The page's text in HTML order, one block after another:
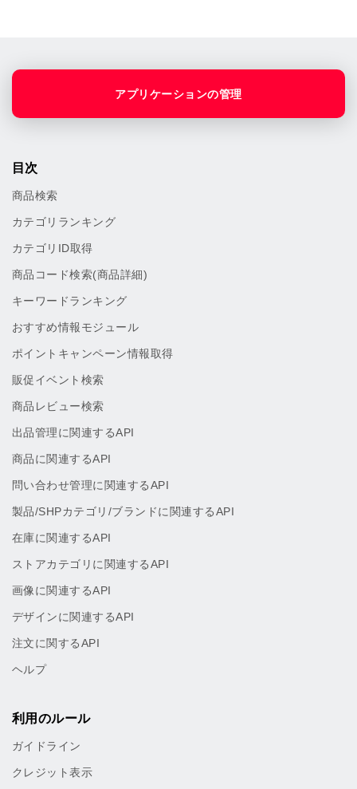
アプリケーションの管理
目次
商品検索
カテゴリランキング
カテゴリID取得
商品コード検索(商品詳細)
キーワードランキング
おすすめ情報モジュール
ポイントキャンペーン情報取得
販促イベント検索
商品レビュー検索
出品管理に関連するAPI
商品に関連するAPI
問い合わせ管理に関連するAPI
製品/SHPカテゴリ/ブランドに関連するAPI
在庫に関連するAPI
ストアカテゴリに関連するAPI
画像に関連するAPI
デザインに関連するAPI
注文に関するAPI
ヘルプ
利用のルール
ガイドライン
クレジット表示